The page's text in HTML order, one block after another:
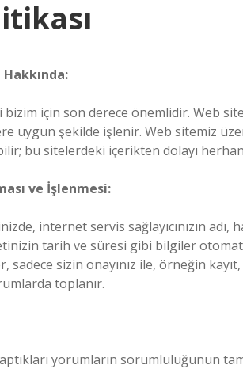
için son derece önemlidir. Web
uygun şekilde işlenir. Web sitemiz
bu sitelerdeki içerikten dolayı
ve İşlenmesi:
internet servis sağlayıcınızın
tarih ve süresi gibi bilgiler
sadece sizin onayınız ile, örneğin
toplanır.
yorumların sorumluluğunun